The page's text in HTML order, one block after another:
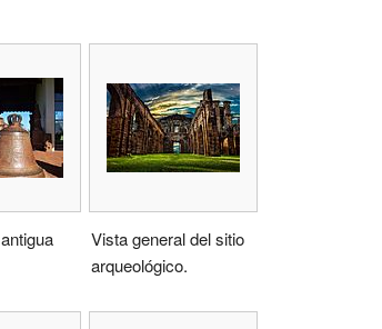
Vista general del sitio
arqueológico.